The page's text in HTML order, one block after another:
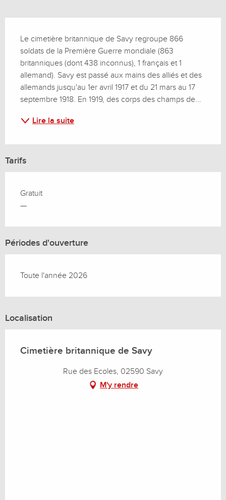
Le cimetière britannique de Savy regroupe 866
soldats de la Première Guerre mondiale (863
britanniques (dont 438 inconnus), 1 français et 1
allemand). Savy est passé aux mains des alliés et des
allemands jusqu'au 1er avril 1917 et du 21 mars au 17
septembre 1918. En 1919, des corps des champs de...
Lire la suite
Tarifs
Gratuit
—
Périodes d'ouverture
Toute l'année 2026
Localisation
Cimetière britannique de Savy
Rue des Ecoles, 02590 Savy
M'y rendre